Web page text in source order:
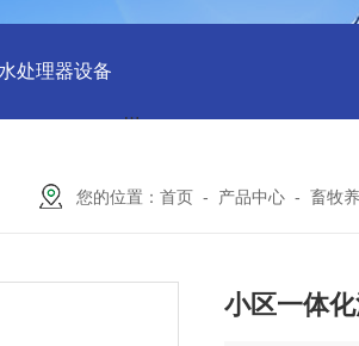
处理器设备
您的位置：首页 - 产品中心 -畜牧
小区一体